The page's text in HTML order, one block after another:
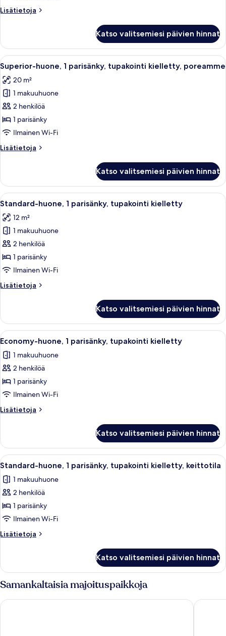
tupakointi
Lisätietoja
Lisätietoja
yhden
hengen
sänkyä,
tupakointi
kielletty
Katso valitsemiesi päivien hinnat
Avaa
kaikki
huonetyypin
Superior-
huone,
1
parisänky,
kielletty,
Hotellihuone, jossa on sänky,
6
Superior-huone, 1 parisänky, tupakointi kielletty, poreamme
20 m²
1 makuuhuone
2 henkilöä
1 parisänky
Ilmainen Wi-Fi
Lisätietoja
Lisätietoja
1
parisänky,
tupakointi
poreamme
Katso valitsemiesi päivien hinnat
Avaa
kaikki
huonetyypin
Standard-
huone,
1
parisänky,
kielletty
Moderni hotellihuone, jossa on
7
Standard-huone, 1 parisänky, tupakointi kielletty
12 m²
1 makuuhuone
2 henkilöä
1 parisänky
Ilmainen Wi-Fi
Lisätietoja
Lisätietoja
1
parisänky,
tupakointi
Katso valitsemiesi päivien hinnat
Avaa
kaikki
huonetyypin
Economy-
huone,
1
parisänky,
tupakointi
kuvat
Moderni hotellihuone, jossa on
4
Economy-huone, 1 parisänky, tupakointi kielletty
1 makuuhuone
2 henkilöä
1 parisänky
Ilmainen Wi-Fi
Lisätietoja
Lisätietoja
1
parisänky,
tupakointi
Katso valitsemiesi päivien hinnat
Avaa
kaikki
huonetyypin
Standard-
huone,
1
parisänky,
tupakointi
keittotila
kuvat
Hotellihuone, jossa on suuri sänky,
5
Standard-huone, 1 parisänky, tupakointi kielletty, keittotila
1 makuuhuone
2 henkilöä
1 parisänky
Ilmainen Wi-Fi
Lisätietoja
Lisätietoja
1
parisänky,
tupakointi
kielletty,
keittotila
Katso valitsemiesi päivien hinnat
Samankaltaisia majoituspaikkoja
Scandic Go, Lilla Bommen 5 Quality